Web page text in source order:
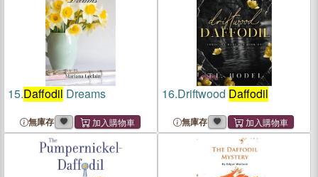
15.Daffodil Dreams
無庫存
16.Driftwood Daffodil
無庫存